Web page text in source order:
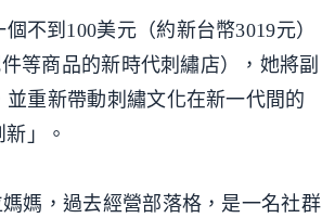
不到100美元（約新台幣3019元）
等商品的新時代刺繡店），她將副
重新帶動刺繡文化在新一代間的
」。
媽，過去經營部落格，是一名社群